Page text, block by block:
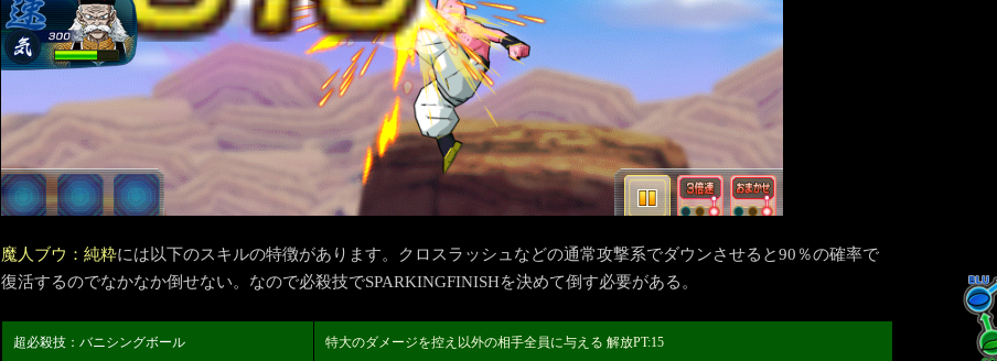
魔人ブウ：純粋には以下のスキルの特徴があります。クロスラッシュなどの通常攻撃系でダウンさせると90％の確率で
復活するのでなかなか倒せない。なので必殺技でSPARKINGFINISHを決めて倒す必要がある。
超必殺技：バニシングボール 特大のダメージを控え以外の相手全員に与える 解放PT:15